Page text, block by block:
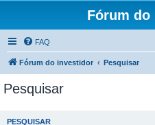
Fórum
FAQ
Fórum do investidor Pesquisar
Pesquisar
PESQUISAR